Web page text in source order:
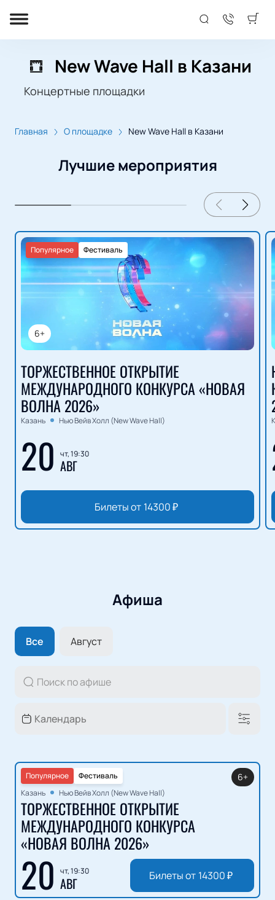
New Wave Hall в Казани
Концертные площадки
Главная О площадке New Wave Hall в Казани
Лучшие мероприятия
6+
Фестиваль
Популярное
ТОРЖЕСТВЕННОЕ ОТКРЫТИЕ
МЕЖДУНАРОДНОГО КОНКУРСА «НОВАЯ
ВОЛНА 2026»
Казань Нью Вейв Холл (New Wave Hall)
20 чт, 19:30
АВГ
Билеты от 14300₽
Афиша
Все Август
Фестиваль
Популярное
Казань
Нью Вейв Холл (New Wave Hall)
ТОРЖЕСТВЕННОЕ ОТКРЫТИЕ
МЕЖДУНАРОДНОГО КОНКУРСА
«НОВАЯ ВОЛНА 2026»
20 чт, 19:30
АВГ
6+
Билеты от 14300₽